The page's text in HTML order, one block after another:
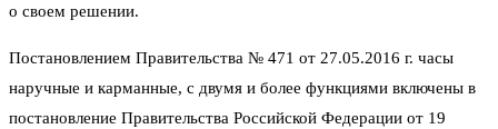
о своем решении.
Постановлением Правительства № 471 от 27.05.2016 г. часы
наручные и карманные, с двумя и более функциями включены в
постановление Правительства Российской Федерации от 19